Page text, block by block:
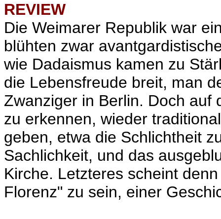
REVIEW
Die Weimarer Republik war
blühten zwar
wie Dadaismus kamen zu
die Lebensfreude breit, man
Zwanziger in Berlin. Doch auf
zu erkennen, wieder
geben, etwa die Schlichtheit
Sachlichkeit, und das
Kirche. Letzteres scheint
Florenz" zu sein, einer